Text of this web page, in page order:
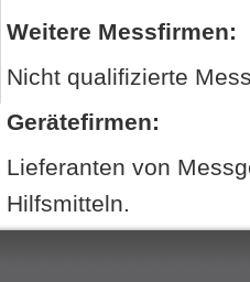
Weitere Messfirmen:
Nicht qualifizierte
Gerätefirmen:
Lieferanten von
Hilfsmitteln.